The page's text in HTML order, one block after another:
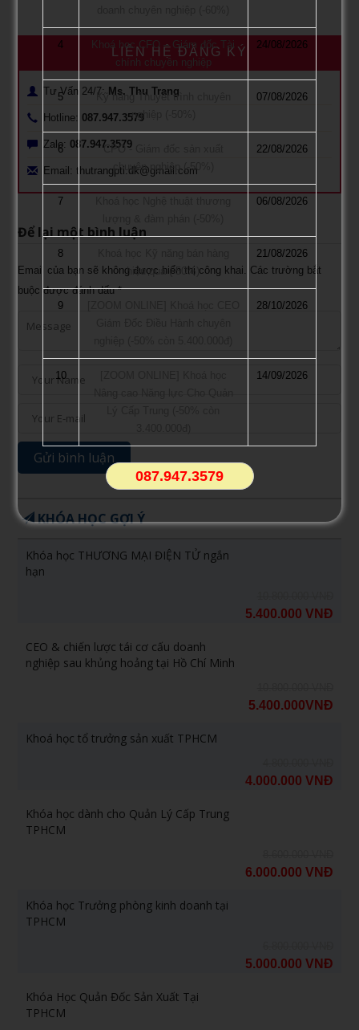
LIÊN HỆ ĐĂNG KÝ
Tư Vấn 24/7: Ms. Thu Trang
Hotline: 087.947.3579
Zalo: 087.947.3579
Email: thutrangpti.dk@gmail.com
Để lại một bình luận
Email của bạn sẽ không được hiển thị công khai.
Các trường bắt
buộc được đánh dấu*
KHÓA HỌC GỢI Ý
Khóa học THƯƠNG MẠI ĐIỆN TỬ ngắn
hạn
5.400.000 VNĐ
CEO & chiến lược tái cơ cấu doanh
nghiệp sau khủng hoảng tại Hồ Chí Minh
5.400.000VNĐ
Khoá học tổ trưởng sản xuất TPHCM
4.000.000 VNĐ
Khóa học dành cho Quản Lý Cấp Trung
TPHCM
6.000.000 VNĐ
Khóa học Trưởng phòng kinh doanh tại
TPHCM
5.000.000 VNĐ
Khóa Học Quản Đốc Sản Xuất Tại
TPHCM
4
Khoá học CFO – Giám đốc Tài
chính chuyên nghiệp
24/08/2026
5
Kỹ năng Thuyết trình chuyên
nghiệp (-50%)
07/08/2026
6
CPO - Giám đốc sản xuất
chuyên nghiệp (-50%)
22/08/2026
7 06/08/2026
8
hiệu quả (-50%)
21/08/2026
9 28/10/2026
10 14/09/2026
087.947.3579